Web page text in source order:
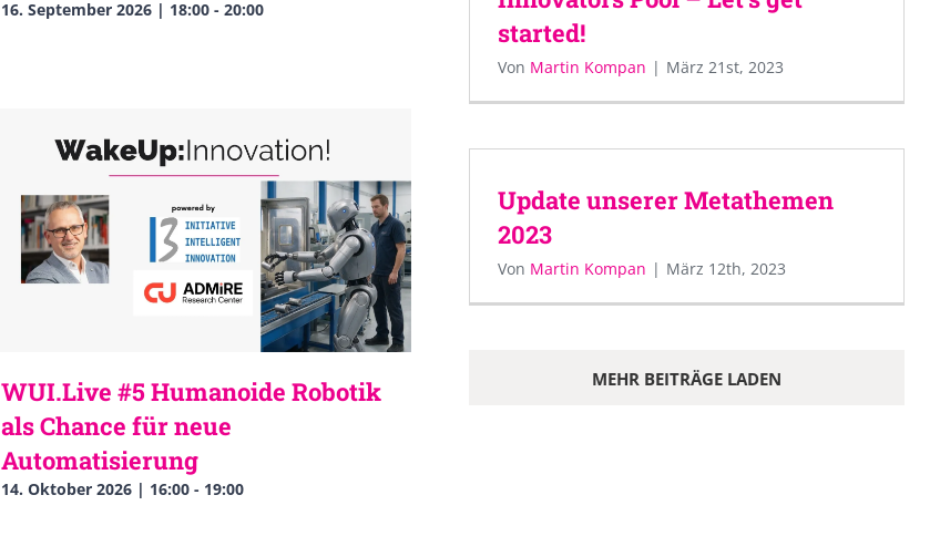
16. September 2026 | 18:00- 20:00
WUI.Live #5 Humanoide Robotik
als Chance für neue
Automatisierung
14. Oktober 2026 | 16:00- 19:00
started!
Von Martin Kompan | März 21st, 2023
Update unserer Metathemen
2023
Von Martin Kompan | März 12th, 2023
MEHR BEITRÄGE LADEN